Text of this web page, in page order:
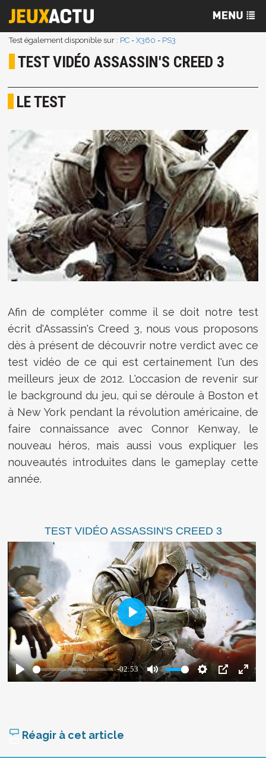
Test également disponible sur : PC - X360 - PS3
TEST VIDÉO ASSASSIN'S CREED 3
LE TEST
Afin de compléter comme il se doit notre test
écrit d'Assassin's Creed 3, nous vous proposons
dès à présent de découvrir notre verdict avec ce
test vidéo de ce qui est certainement l'un des
meilleurs jeux de 2012. L'occasion de revenir sur
le background du jeu, qui se déroule à Boston et
à New York pendant la révolution américaine, de
faire connaissance avec Connor Kenway, le
nouveau héros, mais aussi vous expliquer les
nouveautés introduites dans le gameplay cette
année.
TEST VIDÉO ASSASSIN'S CREED 3
Réagir à cet article